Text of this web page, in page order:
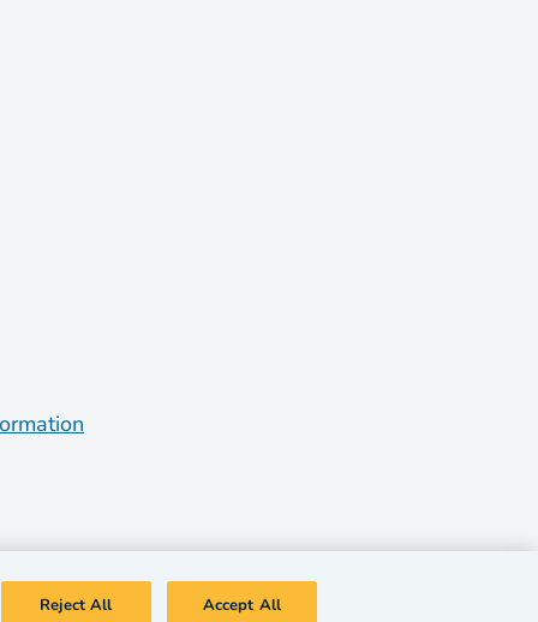
Reject All Accept All